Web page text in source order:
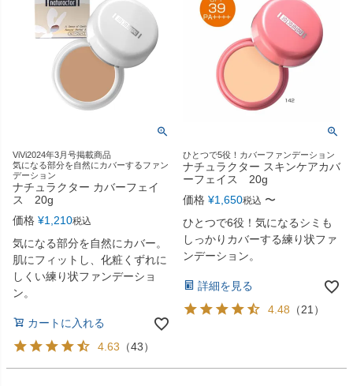
ViVi2024年3月号掲載商品
気になる部分を自然にカバーするファン
デーション
ナチュラクター カバーフェイ
ス 20g
価格 ¥1,210税込
気になる部分を自然にカバー。
肌にフィットし、化粧くずれに
しくい練り状ファンデーショ
ン。
カートに入れる
4.63 （43）
ひとつで5役！カバーファンデーション
ナチュラクター スキンケアカバ
ーフェイス 20g
価格 ¥1,650税込 〜
ひとつで6役！気になるシミも
しっかりカバーする練り状ファ
ンデーション。
詳細を見る
4.48 （21）